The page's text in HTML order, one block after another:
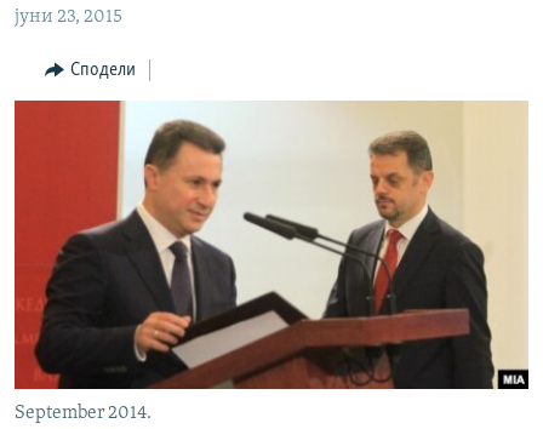
Премини
ШТО ТРЕБА ДА ЗНАЕТЕ
ПРИЈАВИ СЕ ЗА ЊУЗЛЕТЕР
РСЕ веб страници
јуни 23, 2015
Сподели
September 2014.